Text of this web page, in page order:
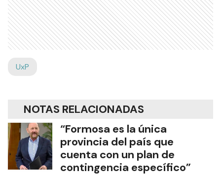
UxP
NOTAS RELACIONADAS
“Formosa es la única
provincia del país que
cuenta con un plan de
contingencia específico”